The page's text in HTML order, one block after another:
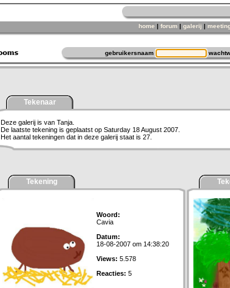
home | forum | galerij |
gebruikersnaam
Tekenaar
Deze galerij is van Tanja.
De laatste tekening is geplaatst op Saturday 18 August 2007.
Het aantal tekeningen dat in deze galerij staat is 27.
Tekening
Woord:
Cavia
Datum:
18-08-2007 om 14:38:20
Views: 5.578
Reacties: 5